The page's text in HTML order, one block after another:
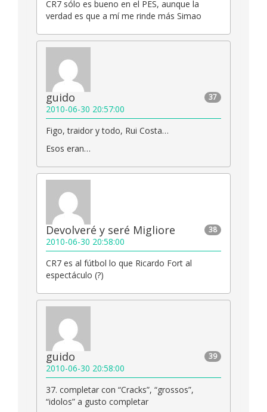
CR7 sólo es bueno en el PES, aunque la
verdad es que a mí me rinde más Simao
37
guido
2010-06-30 20:57:00
Figo, traidor y todo, Rui Costa…
Esos eran…
38
Devolveré y seré Migliore
2010-06-30 20:58:00
CR7 es al fútbol lo que Ricardo Fort al
espectáculo (?)
39
guido
2010-06-30 20:58:00
37. completar con “Cracks”, “grossos”,
“idolos” a gusto completar